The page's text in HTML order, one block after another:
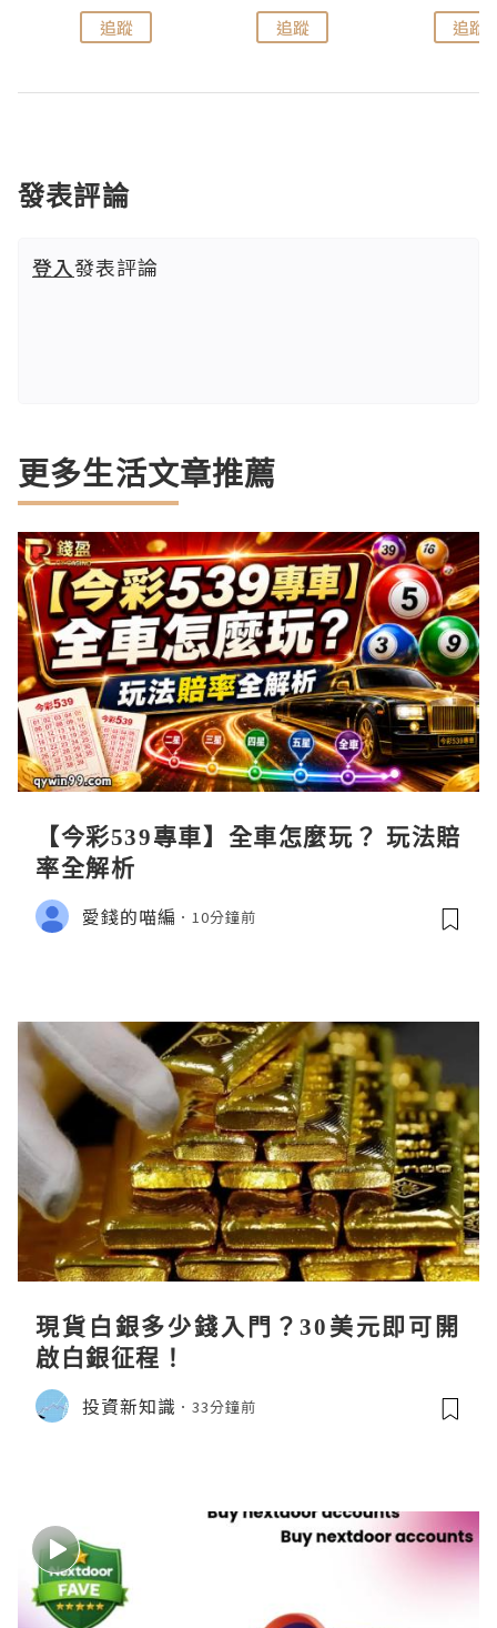
追蹤 追蹤 追蹤
發表評論
登入發表評論
更多生活文章推薦
【今彩539專車】全車怎麼玩？ 玩法賠
率全解析
愛錢的喵編 10分鐘前
現貨白銀多少錢入門？30美元即可開
啟白銀征程！
投資新知識 33分鐘前